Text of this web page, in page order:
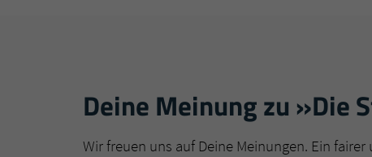
Deine Meinung zu »Die
Wir freuen uns auf Deine Meinungen. Ein